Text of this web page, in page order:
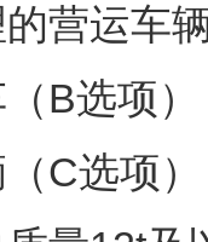
营运车
B选项）
C选项）